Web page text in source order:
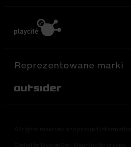
Reprezentowane marki
Out-Sider